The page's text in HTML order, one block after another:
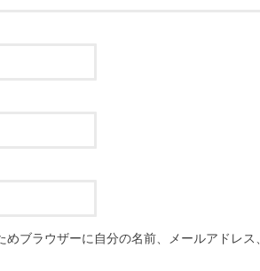
ブラウザーに自分の名前、メールアドレス